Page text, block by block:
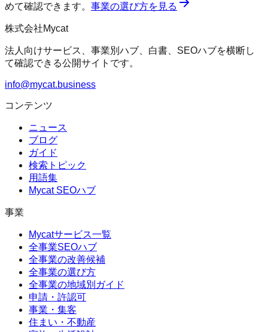
めて確認できます。 事業の選び方を見る
株式会社Mycat
法人向けサービス、事業別ハブ、白書、SEOハブを横断し
て確認できる公開サイトです。
info@mycat.business
コンテンツ
ニュース
ブログ
ガイド
検索トピック
用語集
Mycat SEOハブ
事業
Mycatサービス一覧
全事業SEOハブ
全事業の改善候補
全事業の選び方
全事業の地域別ガイド
申請・許認可
事業・集客
住まい・不動産